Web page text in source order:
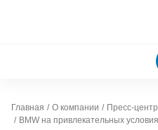
Главная О компании Пресс-центр